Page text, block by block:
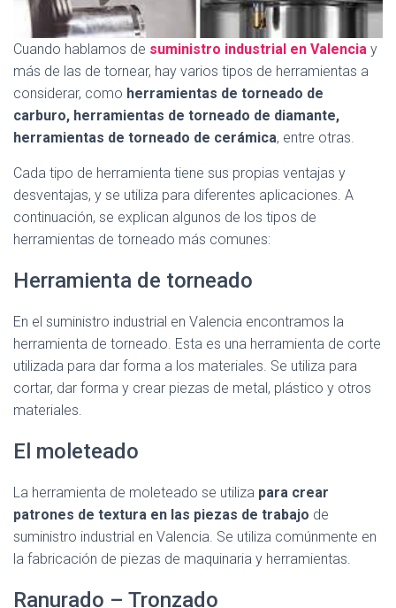
Cuando hablamos de suministro industrial en Valencia y
más de las de tornear, hay varios tipos de herramientas a
considerar, como herramientas de torneado de
carburo, herramientas de torneado de diamante,
herramientas de torneado de cerámica, entre otras.
Cada tipo de herramienta tiene sus propias ventajas y
desventajas, y se utiliza para diferentes aplicaciones. A
continuación, se explican algunos de los tipos de
herramientas de torneado más comunes:
Herramienta de torneado
En el suministro industrial en Valencia encontramos la
herramienta de torneado. Esta es una herramienta de corte
utilizada para dar forma a los materiales. Se utiliza para
cortar, dar forma y crear piezas de metal, plástico y otros
materiales.
El moleteado
La herramienta de moleteado se utiliza para crear
patrones de textura en las piezas de trabajo de
suministro industrial en Valencia. Se utiliza comúnmente en
la fabricación de piezas de maquinaria y herramientas.
Ranurado – Tronzado